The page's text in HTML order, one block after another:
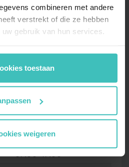
combineren met andere
verstrekt of die ze hebben
gebruik van hun services.
toestaan
weigeren
06:00-23:00
06:00-23:00
06:00-23:00
06:00-23:00
06:00-22:00
07:00-17:00